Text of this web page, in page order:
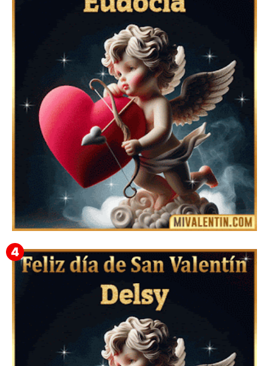
Mensajes Tarjetas y GiF de San Valentín para Amigas
Feliz San Valentín Eudocia